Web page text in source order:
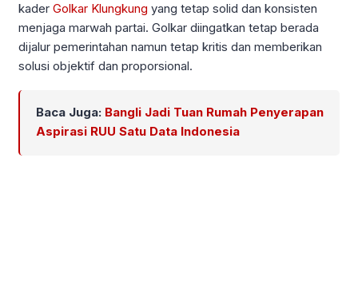
kader Golkar Klungkung yang tetap solid dan konsisten
menjaga marwah partai. Golkar diingatkan tetap berada
dijalur pemerintahan namun tetap kritis dan memberikan
solusi objektif dan proporsional.
Baca Juga: Bangli Jadi Tuan Rumah Penyerapan
Aspirasi RUU Satu Data Indonesia